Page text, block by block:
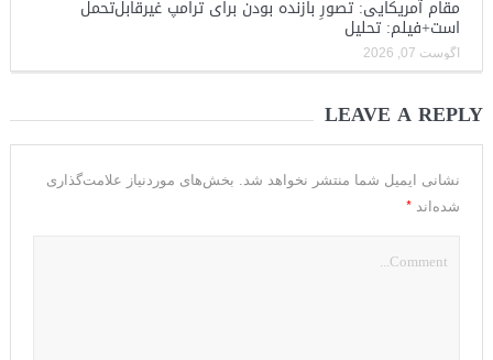
مقام آمریکایی: تصورِ بازنده بودن برای ترامپ غیرقابل‌تحمل
است+فیلم: تحلیل
آگوست 07, 2026
LEAVE A REPLY
نشانی ایمیل شما منتشر نخواهد شد. بخش‌های موردنیاز علامت‌گذاری
شده‌اند *